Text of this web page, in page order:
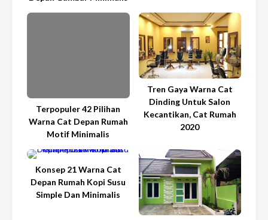
Terpopuler 42 Pilihan
Warna Cat Depan Rumah
Motif Minimalis
Tren Gaya Warna Cat
Dinding Untuk Salon
Kecantikan, Cat Rumah
2020
Konsep 21 Warna Cat
Depan Rumah Kopi Susu
Simple Dan Minimalis